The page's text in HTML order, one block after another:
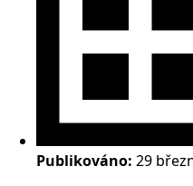
Publikováno: 29